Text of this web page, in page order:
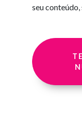
seu